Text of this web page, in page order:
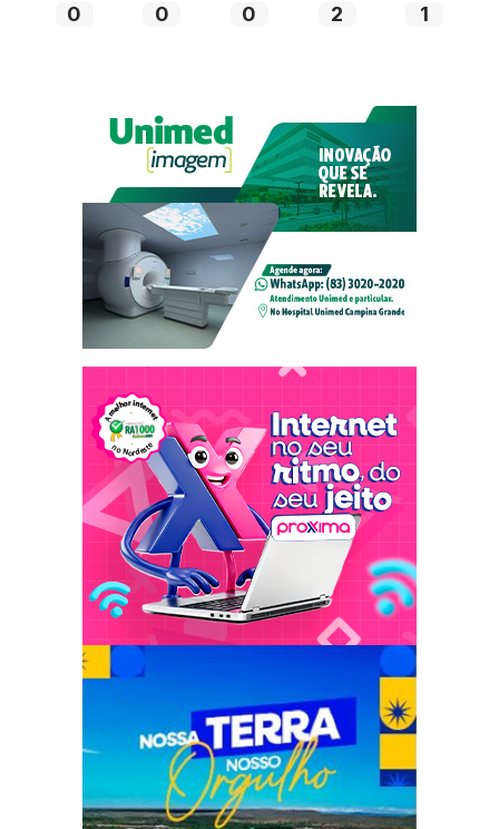
0 0 0 2 1